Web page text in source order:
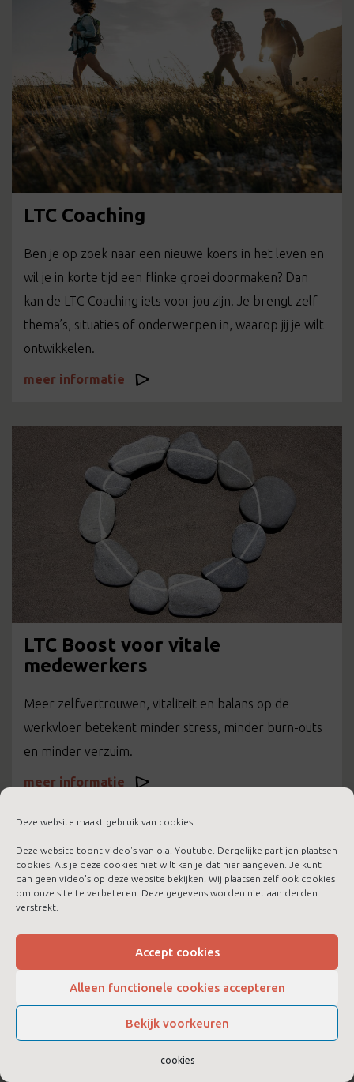
Deze website maakt gebruik van cookies
Deze website toont video's van o.a. Youtube. Dergelijke partijen plaatsen
cookies. Als je deze cookies niet wilt kan je dat hier aangeven. Je kunt
dan geen video's op deze website bekijken. Wij plaatsen zelf ook cookies
om onze site te verbeteren. Deze gegevens worden niet aan derden
verstrekt.
Accept cookies
Alleen functionele cookies accepteren
Bekijk voorkeuren
cookies
LTC Coaching
Ben je op zoek naar een nieuwe koers in het leven en
wil je in korte tijd een flinke groei doormaken? Dan
kan de LTC Coaching iets voor jou zijn. Je brengt zelf
thema’s, situaties of onderwerpen in, waarop jij je wilt
ontwikkelen.
meer informatie
LTC Boost voor vitale
medewerkers
Meer zelfvertrouwen, vitaliteit en balans op de
werkvloer betekent minder stress, minder burn-outs
en minder verzuim.
meer informatie
LTC Boost voor jezelf